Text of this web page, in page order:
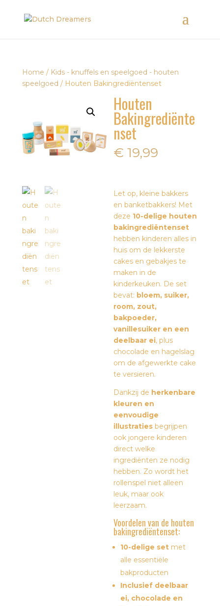
Home / Kids - knuffels en speelgoed - houten
speelgoed / Houten Bakingrediëntenset
Houten
Bakingrediënte
nset
€ 19,99
Let op, kleine bakkers
en banketbakkers! Met
deze 10-delige houten
bakingrediëntenset
hebben kinderen alles in
huis om de lekkerste
cakes en gebakjes te
maken in de
kinderkeuken. De set
bevat: bloem, suiker,
room, zout,
bakpoeder,
vanillesuiker en een
deelbaar ei, plus
chocolade en hagelslag
om de afgewerkte cake
te versieren.
Dankzij de herkenbare
kleuren en
eenvoudige
illustraties begrijpen
ook jongere kinderen
direct welke
ingrediënten ze nodig
hebben. Zo wordt het
rollenspel niet alleen
leuk, maar ook
leerzaam.
Voordelen van de houten
bakingrediëntenset:
10-delige set met
alle essentiële
bakproducten
Inclusief deelbaar
ei, chocolade en